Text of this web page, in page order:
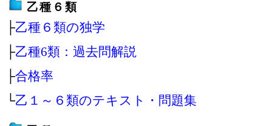
乙種６類
├乙種６類の独学
├乙種6類：過去問解説
├合格率
└乙１～６類のテキスト・問題集